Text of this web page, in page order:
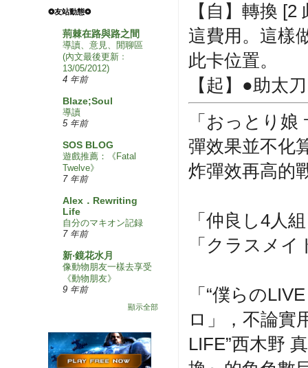
【自】轉換
這費用。這樣
此卡位置。
【起】●助太
「おっとり
彈效果並不化
炸彈效再高的
「仲良し4人
「クラスメ
「“僕らの
ロ」，不論實
LIFE”西木野
❂友站動態❂
荊棘在路與路之間
導讀、意見、閒聊區
(內文最後更新﹕
13/05/2012)
4 年前
Blaze;Soul
導讀
5 年前
SOS BLOG
遊戲推薦：《Fatal
Twelve》
7 年前
Alex．Rewriting
Life
自分のマキオン記録
7 年前
新‧鏡花水月
像動物朋友一樣去享受
《動物朋友》
9 年前
顯示全部